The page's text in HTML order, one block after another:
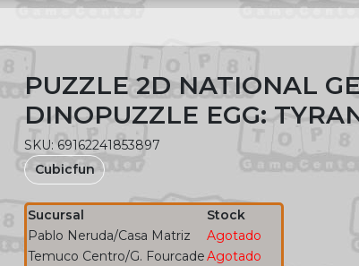
PUZZLE 2D NATIONAL
DINOPUZZLE EGG:
SKU: 69162241853897
Cubicfun
Sucursal
Stock
Pablo Neruda/Casa Matriz
Agotado
Temuco Centro/G. FourcadeAgotado